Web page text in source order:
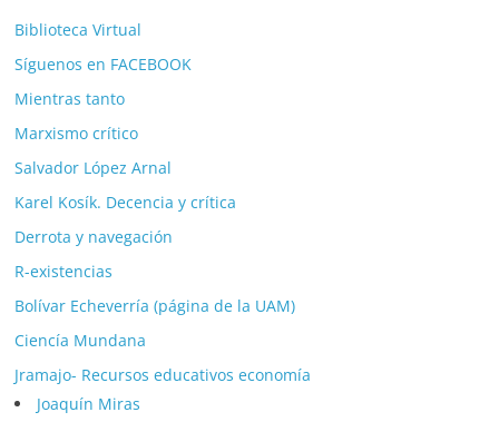
Biblioteca Virtual
Síguenos en FACEBOOK
Mientras tanto
Marxismo crítico
Salvador López Arnal
Karel Kosík. Decencia y crítica
Derrota y navegación
R-existencias
Bolívar Echeverría (página de la UAM)
Ciencía Mundana
Jramajo- Recursos educativos economía
Joaquín Miras